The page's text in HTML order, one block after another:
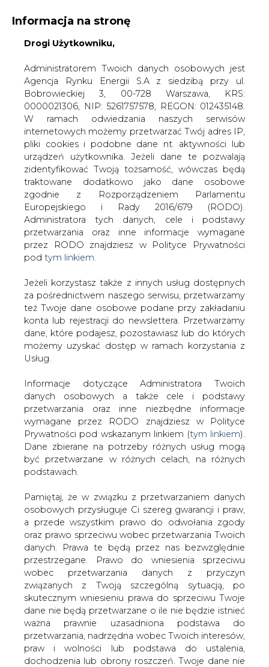
KONTAKT:
WYDAWCA PORTALU:
WYSOKI KONTRAST WIELKOŚĆ TEKSTU A A
ZALOGUJ SIĘ
WŁĄCZ CIRE.TV
Informacja na stronę
Drogi Użytkowniku,
Administratorem Twoich danych osobowych jest
Agencja Rynku Energii S.A z siedzibą przy ul.
Bobrowieckiej 3, 00-728 Warszawa, KRS:
0000021306, NIP: 5261757578, REGON: 012435148.
W ramach odwiedzania naszych serwisów
internetowych możemy przetwarzać Twój adres IP,
pliki cookies i podobne dane nt. aktywności lub
urządzeń użytkownika. Jeżeli dane te pozwalają
zidentyfikować Twoją tożsamość, wówczas będą
traktowane dodatkowo jako dane osobowe
zgodnie z Rozporządzeniem Parlamentu
Europejskiego i Rady 2016/679 (RODO).
Administratora tych danych, cele i podstawy
przetwarzania oraz inne informacje wymagane
przez RODO znajdziesz w Polityce Prywatności
pod tym linkiem.
Jeżeli korzystasz także z innych usług dostępnych
za pośrednictwem naszego serwisu, przetwarzamy
też Twoje dane osobowe podane przy zakładaniu
konta lub rejestracji do newslettera. Przetwarzamy
dane, które podajesz, pozostawiasz lub do których
możemy uzyskać dostęp w ramach korzystania z
Usług.
Informacje dotyczące Administratora Twoich
danych osobowych a także cele i podstawy
przetwarzania oraz inne niezbędne informacje
wymagane przez RODO znajdziesz w Polityce
Prywatności pod wskazanym linkiem (tym linkiem).
Dane zbierane na potrzeby różnych usług mogą
być przetwarzane w różnych celach, na różnych
podstawach.
Pamiętaj, że w związku z przetwarzaniem danych
osobowych przysługuje Ci szereg gwarancji i praw,
a przede wszystkim prawo do odwołania zgody
oraz prawo sprzeciwu wobec przetwarzania Twoich
danych. Prawa te będą przez nas bezwzględnie
przestrzegane. Prawo do wniesienia sprzeciwu
wobec przetwarzania danych z przyczyn
związanych z Twoją szczególną sytuacją, po
skutecznym wniesieniu prawa do sprzeciwu Twoje
dane nie będą przetwarzane o ile nie będzie istnieć
ważna prawnie uzasadniona podstawa do
przetwarzania, nadrzędna wobec Twoich interesów,
praw i wolności lub podstawa do ustalenia,
dochodzenia lub obrony roszczeń. Twoje dane nie
Strona główna WODÓR
Green Capital wybuduje
gigantyczną wytwórnię zielonego wodoru
Redakcja
drukuj
skomentuj
udostępnij
Green Capital wybuduje
gigantyczną wytwórnię zielonego
wodoru